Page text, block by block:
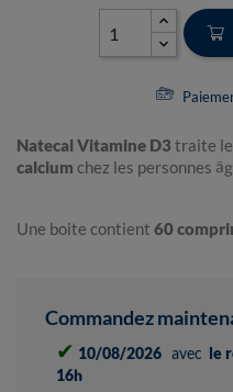
Natecal Vitamine D3 traite
calcium chez les personnes
Une boite contient 60
Commandez
✔ 10/08/2026 avec le
16h